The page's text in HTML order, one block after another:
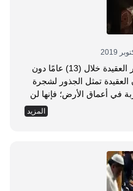
أهمية العقيدة: لقد أخذ القرآن يقرر العقيدة خلال (13) عامًا دون
تمثل الجذور لشجرة
في أعماق الأرض؛ فإنها لن
فالعمل الصالح لا بد له
وكذلك فالعقيدة
عليه من الانحراف
المؤمن للعقيدة نزعة
ومن هذا المنطلق يصف
المزيد